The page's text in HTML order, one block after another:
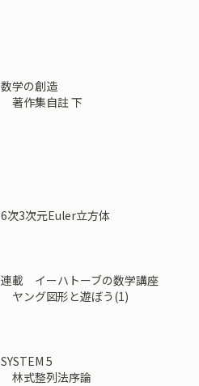
数学の創造
著作集自註 下
6次3次元Euler立方体
連載 イーハトーブの数学講座
ヤング図形と遊ぼう(1)
SYSTEM 5
林式整列法序論